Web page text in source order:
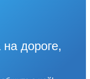
дороге,